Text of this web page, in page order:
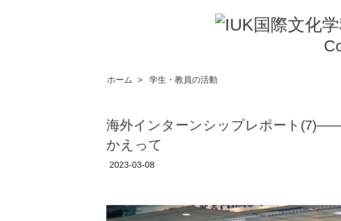
ホーム > 学生・教員の活動
海外インターンシップレポート
かえって
2023-03-08